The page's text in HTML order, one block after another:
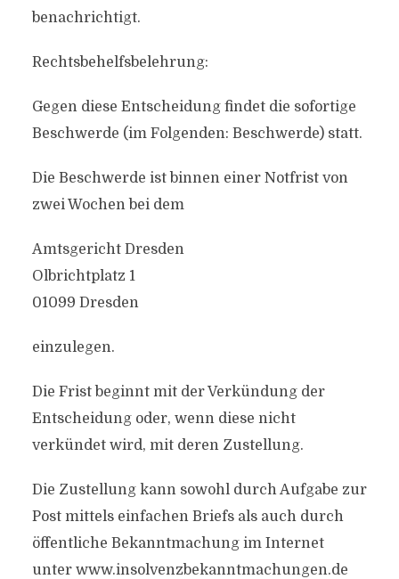
benachrichtigt.
Rechtsbehelfsbelehrung:
Gegen diese Entscheidung findet die sofortige
Beschwerde (im Folgenden: Beschwerde) statt.
Die Beschwerde ist binnen einer Notfrist von
zwei Wochen bei dem
Amtsgericht Dresden
Olbrichtplatz 1
01099 Dresden
einzulegen.
Die Frist beginnt mit der Verkündung der
Entscheidung oder, wenn diese nicht
verkündet wird, mit deren Zustellung.
Die Zustellung kann sowohl durch Aufgabe zur
Post mittels einfachen Briefs als auch durch
öffentliche Bekanntmachung im Internet
unter www.insolvenzbekanntmachungen.de